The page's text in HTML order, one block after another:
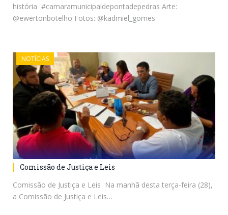
história #camaramunicipaldepontadepedras Arte:
@ewertonbotelho Fotos: @kadmiel_gomes
NOTÍCIAS
Comissão de Justiça e Leis
Comissão de Justiça e Leis Na manhã desta terça-feira (28),
a Comissão de Justiça e Leis…